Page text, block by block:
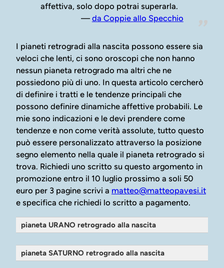
affettiva, solo dopo potrai superarla.
da Coppie allo Specchio
I pianeti retrogradi alla nascita possono essere sia
veloci che lenti, ci sono oroscopi che non hanno
nessun pianeta retrogrado ma altri che ne
possiedono più di uno. In questa articolo cercherò
di definire i tratti e le tendenze principali che
possono definire dinamiche affettive probabili. Le
mie sono indicazioni e le devi prendere come
tendenze e non come verità assolute, tutto questo
può essere personalizzato attraverso la posizione
segno elemento nella quale il pianeta retrogrado si
trova. Richiedi uno scritto su questo argomento in
promozione entro il 10 luglio prossimo a soli 50
euro per 3 pagine scrivi a matteo@matteopavesi.it
e specifica che richiedi lo scritto a pagamento.
pianeta URANO retrogrado alla nascita
pianeta SATURNO retrogrado alla nascita